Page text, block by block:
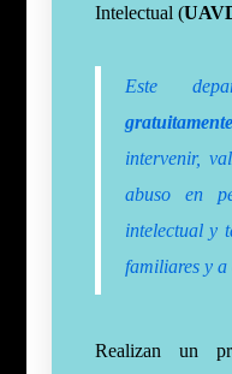
Intelectual (
Este
gratuitamente
intervenir,
abuso en
intelectual y
familiares y a
Realizan un